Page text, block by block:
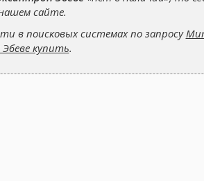
сайте.
в поисковых системах по запросу
купить.